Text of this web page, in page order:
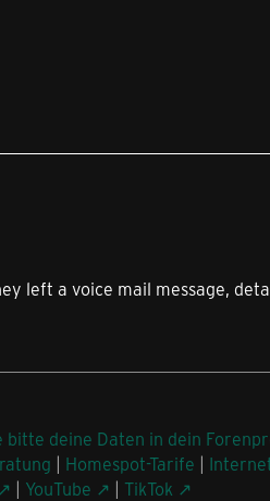
left a voice mail message,
bitte deine Daten in dein
| Homespot-Tarife |
| YouTube | TikTok